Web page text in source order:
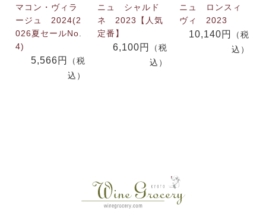
マコン・ヴィラ
ージュ 2024(2
026夏セールNo.
4)
5,566円
（税
込）
ニュ シャルド
ネ 2023【人気
定番】
6,100円
（税
込）
ニュ ロンスィ
ヴィ 2023
10,140円
（税
込）